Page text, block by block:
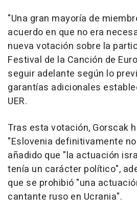
"Una gran mayoría de
acuerdo en que no era
nueva votación sobre la
Festival de la Canción de
seguir adelante según lo
garantías adicionales
UER.
Tras esta votación, Gorscak
"Eslovenia definitivamente
añadido que "la actuación
tenía un carácter político",
que se prohibió "una
cantante ruso en Ucrania".